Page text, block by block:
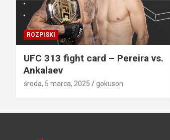
ROZPISKI
UFC 313 fight card – Pereira vs.
Ankalaev
środa, 5 marca, 2025 gokuson